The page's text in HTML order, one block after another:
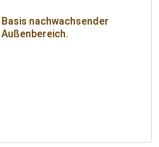
nachwachsender